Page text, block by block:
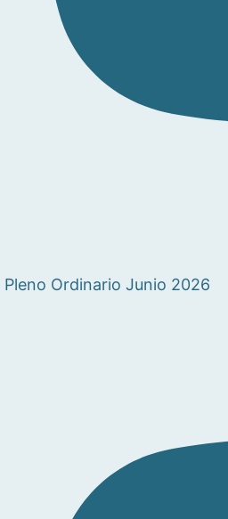
Pleno Ordinario Junio 2026